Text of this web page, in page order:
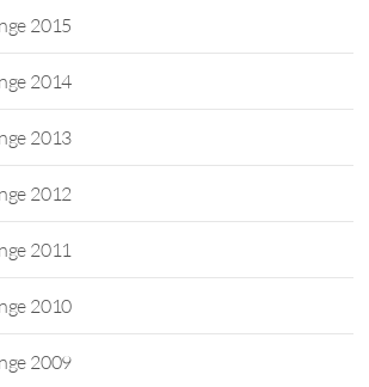
2015
2014
2013
2012
2011
2010
2009